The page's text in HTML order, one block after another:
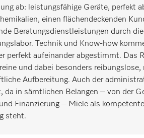
ab: leistungsfähige Geräte, perfekt
einen flächendeckenden
Beratungsdienstleistungen durch
Technik und Know-how
perfekt aufeinander abgestimmt. Das
und dabei besonders
Aufbereitung. Auch der
da in sämtlichen Belangen – von der
Finanzierung – Miele als
steht.